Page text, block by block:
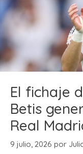
El fichaje
Betis
Real
9 julio, 2026 por